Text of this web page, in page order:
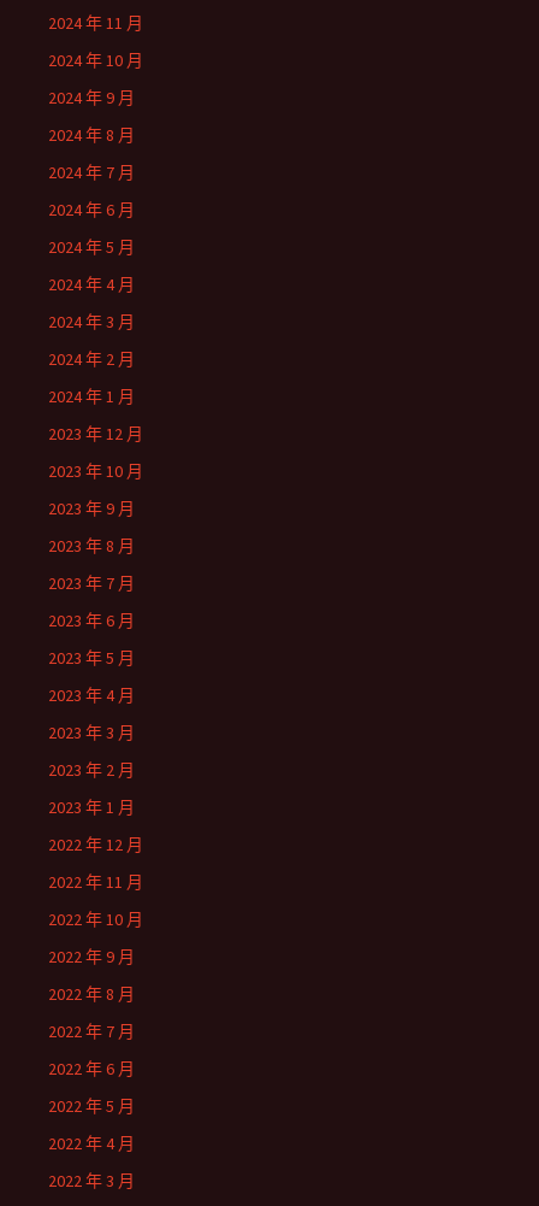
2024 年 11 月
2024 年 10 月
2024 年 9 月
2024 年 8 月
2024 年 7 月
2024 年 6 月
2024 年 5 月
2024 年 4 月
2024 年 3 月
2024 年 2 月
2024 年 1 月
2023 年 12 月
2023 年 10 月
2023 年 9 月
2023 年 8 月
2023 年 7 月
2023 年 6 月
2023 年 5 月
2023 年 4 月
2023 年 3 月
2023 年 2 月
2023 年 1 月
2022 年 12 月
2022 年 11 月
2022 年 10 月
2022 年 9 月
2022 年 8 月
2022 年 7 月
2022 年 6 月
2022 年 5 月
2022 年 4 月
2022 年 3 月